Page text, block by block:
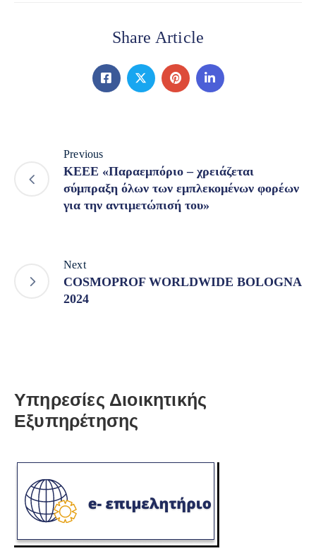
Share Article
Previous
ΚΕΕΕ «Παραεμπόριο – χρειάζεται
σύμπραξη όλων των εμπλεκομένων φορέων
για την αντιμετώπισή του»
Next
COSMOPROF WORLDWIDE BOLOGNA
2024
Υπηρεσίες Διοικητικής
Εξυπηρέτησης